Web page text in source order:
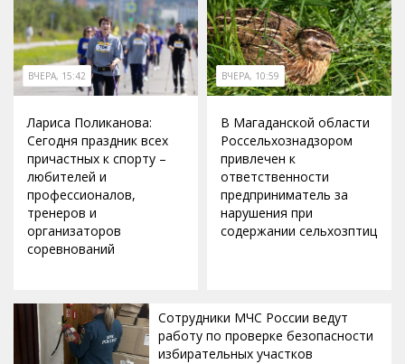
ВЧЕРА, 15:42
Лариса Поликанова:
Сегодня праздник всех
причастных к спорту –
любителей и
профессионалов,
тренеров и
организаторов
соревнований
ВЧЕРА, 10:59
В Магаданской области
Россельхознадзором
привлечен к
ответственности
предприниматель за
нарушения при
содержании сельхозптиц
Сотрудники МЧС России ведут
работу по проверке безопасности
избирательных участков